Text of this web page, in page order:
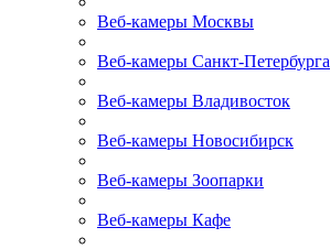
Веб-камеры Москвы
Веб-камеры Санкт-Петербурга
Веб-камеры Владивосток
Веб-камеры Новосибирск
Веб-камеры Зоопарки
Веб-камеры Кафе